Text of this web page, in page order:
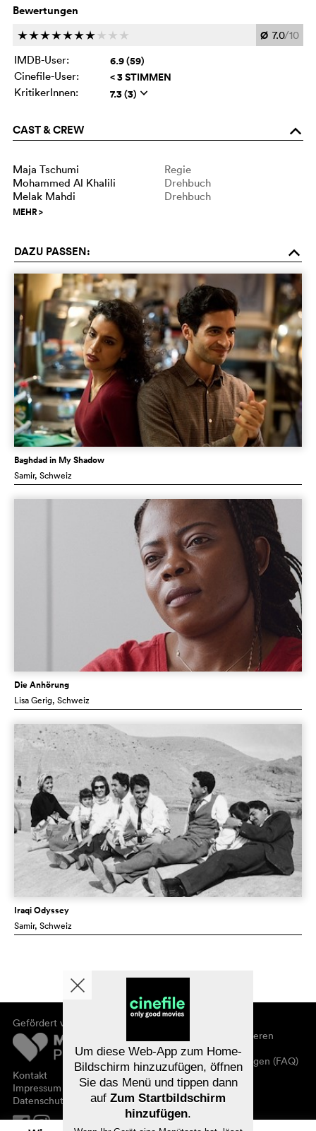
Bewertungen
ccccccc c c c Ø 7.0/10
IMDB-User:
6.9 (59)
Cinefile-User: < 3 STIMMEN
KritikerInnen: 7.3 (3) q
CAST & CREW o
Maja Tschumi
Regie
Mohammed Al Khalili
Drehbuch
Melak Mahdi
Drehbuch
MEHR>
DAZU PASSEN: o
Baghdad in My Shadow
Samir, Schweiz
Die Anhörung
Lisa Gerig, Schweiz
Iraqi Odyssey
Samir, Schweiz
Gefördert von
Kontakt
Impressum
Datenschutz
Registrieren/abonnieren
Newsletter
Häufig gestellte Fragen (FAQ)
Gutscheine
Um diese Web-App zum Home-
Bildschirm hinzuzufügen, öffnen
Sie das Menü und tippen dann
auf Zum Startbildschirm
hinzufügen.